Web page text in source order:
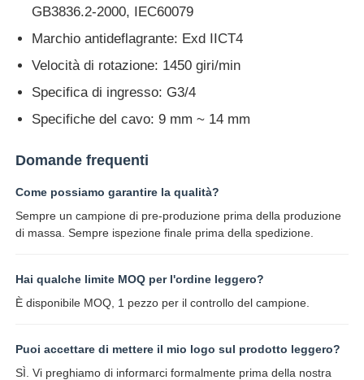
GB3836.2-2000, IEC60079
Marchio antideflagrante: Exd IICT4
Velocità di rotazione: 1450 giri/min
Specifica di ingresso: G3/4
Specifiche del cavo: 9 mm ~ 14 mm
Domande frequenti
Come possiamo garantire la qualità?
Sempre un campione di pre-produzione prima della produzione
di massa. Sempre ispezione finale prima della spedizione.
Hai qualche limite MOQ per l'ordine leggero?
È disponibile MOQ, 1 pezzo per il controllo del campione.
Puoi accettare di mettere il mio logo sul prodotto leggero?
SÌ. Vi preghiamo di informarci formalmente prima della nostra